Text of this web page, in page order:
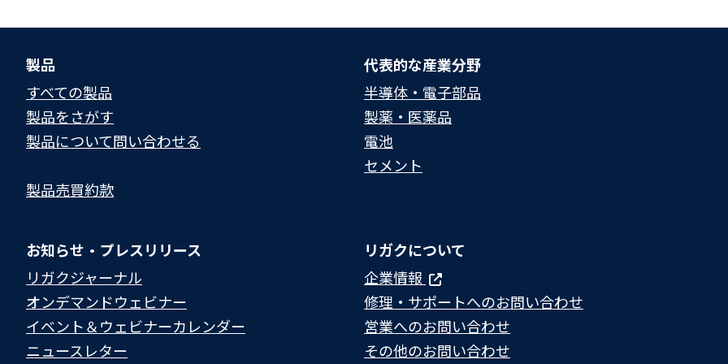
製品
すべての製品
製品をさがす
製品について問い合わせる​
製品売買約款
代表的な産業分野
半導体・電子部品
製薬・医薬品
電池
セメント
お知らせ・プレスリリース
リガクジャーナル
オンデマンドウェビナー
イベント＆ウェビナーカレンダー
ニュースレター
リガクについて
企業情報
修理・サポートへのお問い合わせ
営業へのお問い合わせ
その他のお問い合わせ